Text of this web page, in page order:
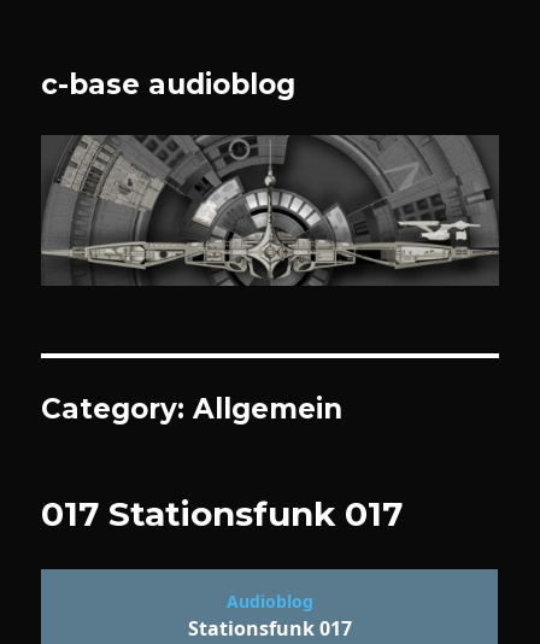
c-base audioblog
Category:Allgemein
017 Stationsfunk 017